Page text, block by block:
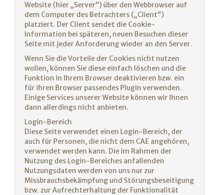
Website (hier „Server“) über den Webbrowser auf
dem Computer des Betrachters („Client“)
platziert. Der Client sendet die Cookie-
Information bei späteren, neuen Besuchen dieser
Seite mit jeder Anforderung wieder an den Server.
Wenn Sie die Vorteile der Cookies nicht nutzen
wollen, können Sie diese einfach löschen und die
Funktion in Ihrem Browser deaktivieren bzw. ein
für ihren Browser passendes Plugin verwenden.
Einige Services unserer Website können wir Ihnen
dann allerdings nicht anbieten.
Login-Bereich
Diese Seite verwendet einen Login-Bereich, der
auch für Personen, die nicht dem CAE angehören,
verwendet werden kann. Die im Rahmen der
Nutzung des Login-Bereiches anfallenden
Nutzungsdaten werden von uns nur zur
Missbrauchsbekämpfung und Störungsbeseitigung
bzw. zur Aufrechterhaltung der Funktionalität